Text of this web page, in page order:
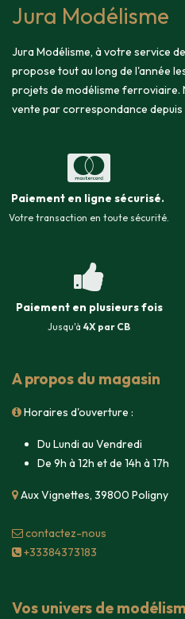
Jura Modélisme
Jura Modélisme, à votre service
propose tout au long de l'année
projets de modélisme ferroviaire.
vente par correspondance depuis
Paiement en ligne sécurisé.
Votre transaction en toute sécurité.
Paiement en plusieurs fois
Jusqu'à 4X par CB
A propos du magasin
Horaires d'ouverture :
Du Lundi au Vendredi
De 9h à 12h et de 14h à 17h
Aux Vignettes, 39800 Poligny
contacte​z-nous
+33384373183
Vos univers de